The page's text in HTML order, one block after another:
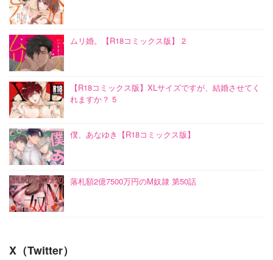
ムリ婚。【R18コミックス版】 2
【R18コミックス版】XLサイズですが、結婚させてく
れますか？ 5
僕、あなゆき【R18コミックス版】
落札額2億7500万円のM奴隷 第50話
X（Twitter）